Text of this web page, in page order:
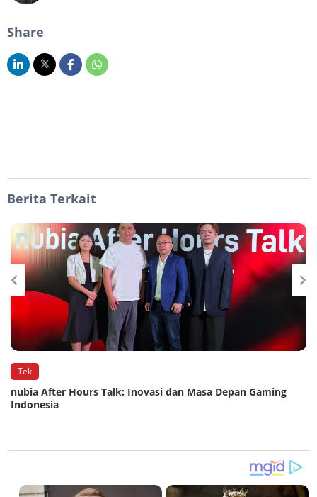
Share
Berita Terkait
Tek
nubia After Hours Talk: Inovasi dan Masa Depan Gaming
Indonesia